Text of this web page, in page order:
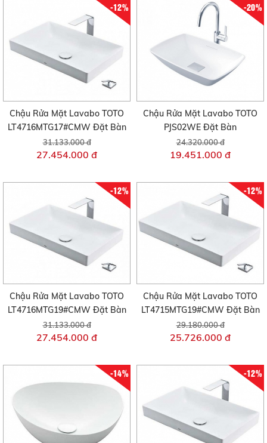
-12%
Chậu Rửa Mặt Lavabo TOTO
LT4716MTG17#CMW Đặt Bàn
31.133.000 đ
27.454.000 đ
-20%
Chậu Rửa Mặt Lavabo TOTO
PJS02WE Đặt Bàn
24.320.000 đ
19.451.000 đ
-12%
Chậu Rửa Mặt Lavabo TOTO
LT4716MTG19#CMW Đặt Bàn
31.133.000 đ
27.454.000 đ
-12%
Chậu Rửa Mặt Lavabo TOTO
LT4715MTG19#CMW Đặt Bàn
29.180.000 đ
25.726.000 đ
-14% -12%